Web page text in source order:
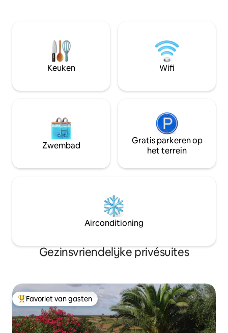
(GR71C) in het regionale natuurpark
Grands Causses, te voet, te paard,
mountainbiken, 1 uur van Montpellier.
Huisdieren toegestaan.
km afstand Kwaliteitsvoorzieningen
zullen je
Keuken Wifi
Zwembad
Gratis parkeren op
het terrein
Airconditioning
Gezinsvriendelijke privésuites
Topfavoriet van gasten
Favoriet van gasten